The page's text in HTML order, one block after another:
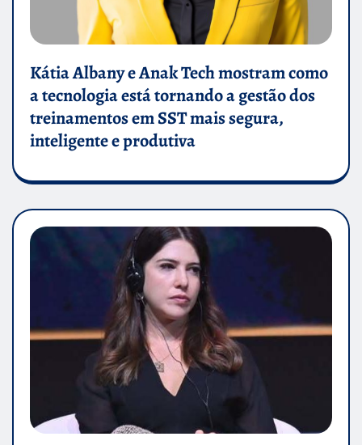
Kátia Albany e Anak Tech mostram como
a tecnologia está tornando a gestão dos
treinamentos em SST mais segura,
inteligente e produtiva